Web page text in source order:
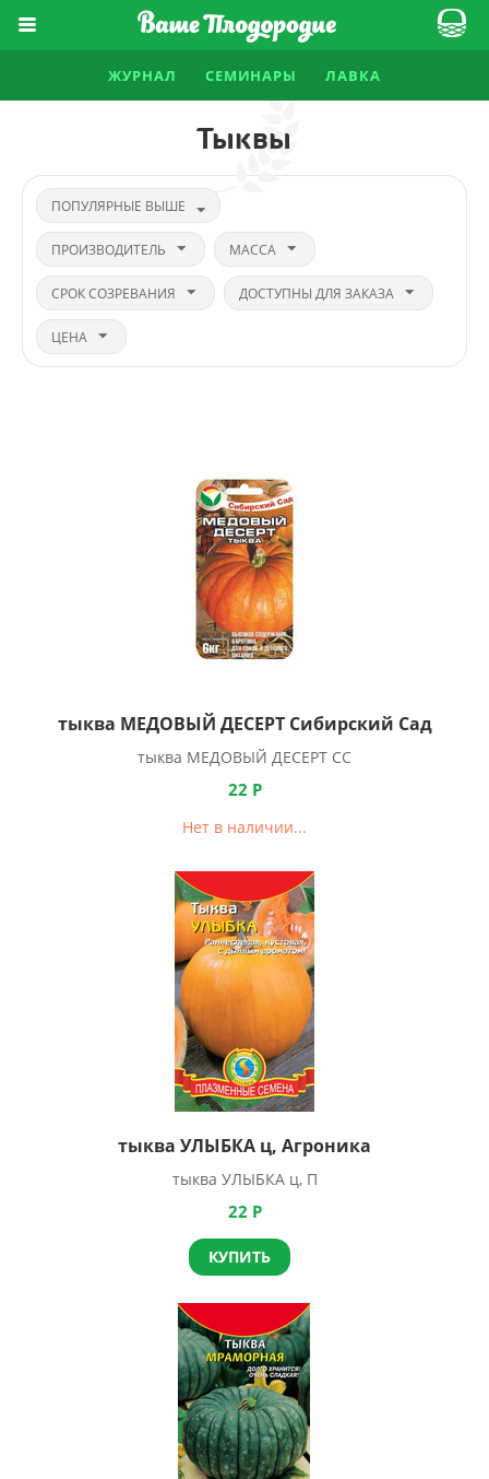
ЖУРНАЛ СЕМИНАРЫ ЛАВКА
Тыквы
ПРОИЗВОДИТЕЛЬ МАССА
СРОК СОЗРЕВАНИЯ ДОСТУПНЫ ДЛЯ ЗАКАЗА
ЦЕНА
ПОПУЛЯРНЫЕ ВЫШЕ
тыква МЕДОВЫЙ ДЕСЕРТ Сибирский Сад
тыква МЕДОВЫЙ ДЕСЕРТ СС
22 Р
Нет в наличии...
тыква УЛЫБКА ц, Агроника
тыква УЛЫБКА ц, П
22 Р
КУПИТЬ